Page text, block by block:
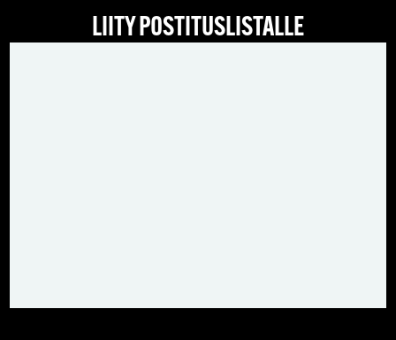
LIITY POSTITUSLISTALLE